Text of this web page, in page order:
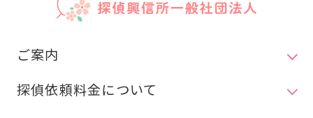
ご案内
探偵依頼料金について